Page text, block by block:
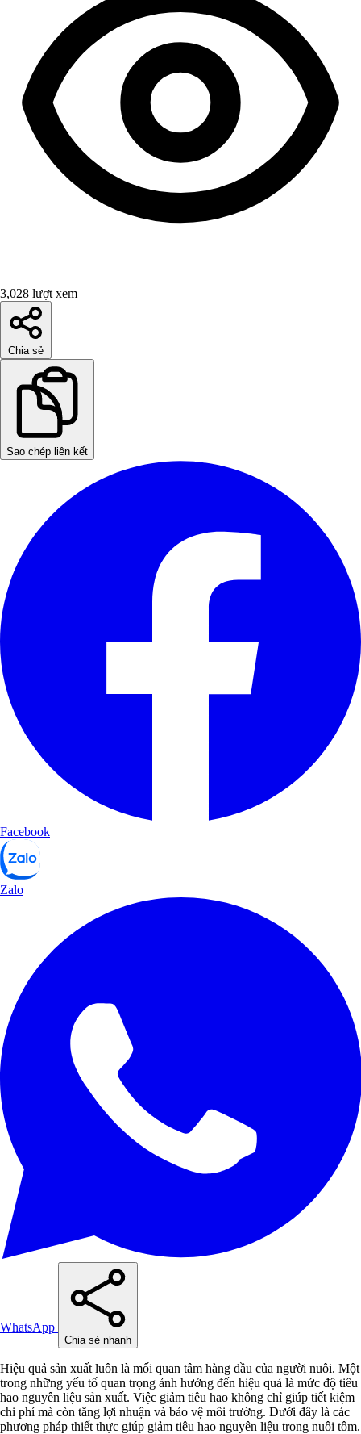
3,028 lượt xem
Chia sẻ
Sao chép liên kết
Facebook
Zalo
WhatsApp
Chia sẻ nhanh
Hiệu quả sản xuất luôn là mối quan tâm hàng đầu của người nuôi. Một
trong những yếu tố quan trọng ảnh hưởng đến hiệu quả là mức độ tiêu
hao nguyên liệu sản xuất. Việc giảm tiêu hao không chỉ giúp tiết kiệm
chi phí mà còn tăng lợi nhuận và bảo vệ môi trường. Dưới đây là các
phương pháp thiết thực giúp giảm tiêu hao nguyên liệu trong nuôi tôm.